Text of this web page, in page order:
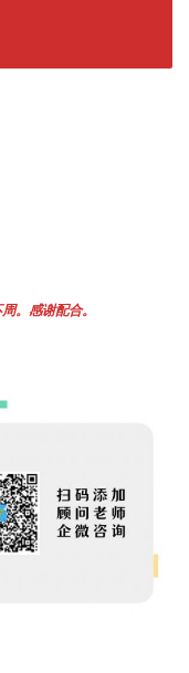
。感谢配合。